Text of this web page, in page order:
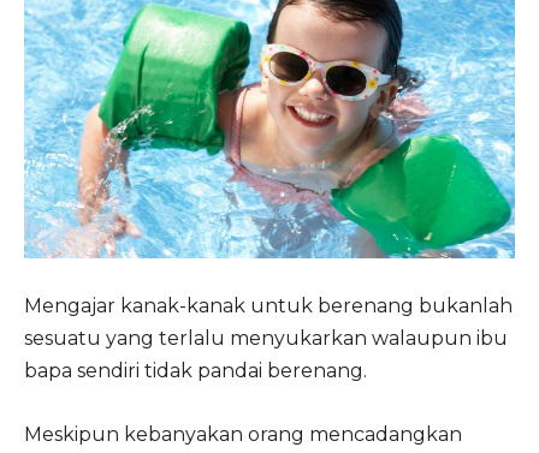
Mengajar kanak-kanak untuk berenang bukanlah
sesuatu yang terlalu menyukarkan walaupun ibu
bapa sendiri tidak pandai berenang.
Meskipun kebanyakan orang mencadangkan